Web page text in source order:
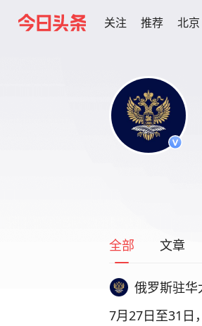
关注 推荐 北京
全部 文章
俄罗斯驻华
7月27日至31日